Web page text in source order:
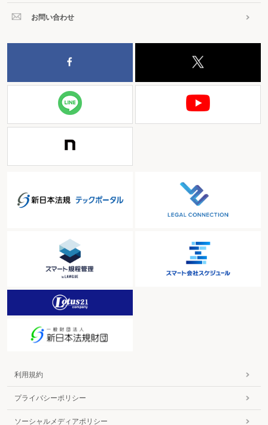
お問い合わせ
利用規約
プライバシーポリシー
ソーシャルメディアポリシー